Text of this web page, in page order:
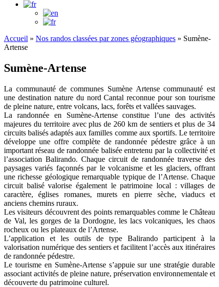
Accueil » Nos randos classées par zones géographiques » Sumène-
Artense
Sumène-Artense
La communauté de communes Sumène Artense communauté est
une destination nature du nord Cantal reconnue pour son tourisme
de pleine nature, entre volcans, lacs, forêts et vallées sauvages.
La randonnée en Sumène-Artense constitue l’une des activités
majeures du territoire avec plus de 260 km de sentiers et plus de 34
circuits balisés adaptés aux familles comme aux sportifs. Le territoire
développe une offre complète de randonnée pédestre grâce à un
important réseau de randonnée balisée entretenu par la collectivité et
l’association Balirando. Chaque circuit de randonnée traverse des
paysages variés façonnés par le volcanisme et les glaciers, offrant
une richesse géologique remarquable typique de l’Artense. Chaque
circuit balisé valorise également le patrimoine local : villages de
caractère, églises romanes, murets en pierre sèche, viaducs et
anciens chemins ruraux.
Les visiteurs découvrent des points remarquables comme le Château
de Val, les gorges de la Dordogne, les lacs volcaniques, les chaos
rocheux ou les plateaux de l’Artense.
L’application et les outils de type Balirando participent à la
valorisation numérique des sentiers et facilitent l’accès aux itinéraires
de randonnée pédestre.
Le tourisme en Sumène-Artense s’appuie sur une stratégie durable
associant activités de pleine nature, préservation environnementale et
découverte du patrimoine culturel.